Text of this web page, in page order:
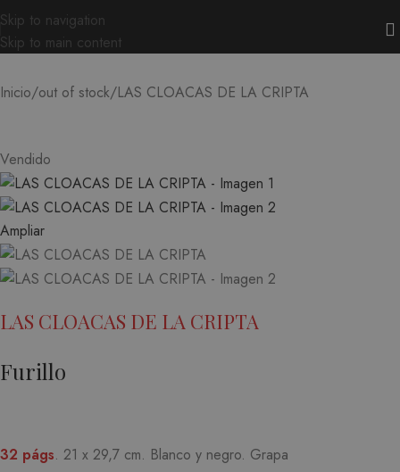
Skip to navigation
Skip to main content
Inicio out of stock LAS CLOACAS DE LA CRIPTA
Vendido
Ampliar
LAS CLOACAS DE LA CRIPTA
Furillo
32 págs. 21 x 29,7 cm. Blanco y negro. Grapa